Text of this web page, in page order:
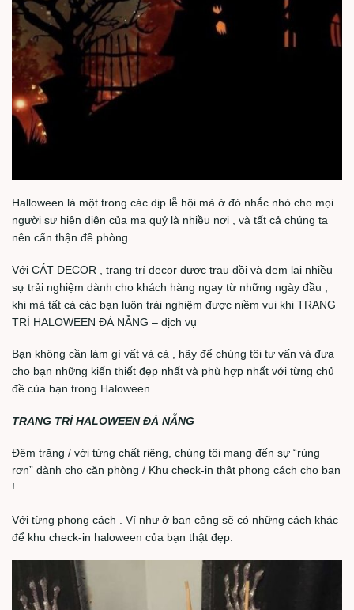
Halloween là một trong các dịp lễ hội mà ở đó nhắc nhỏ cho mọi
người sự hiện diện của ma quỷ là nhiều nơi , và tất cả chúng ta
nên cẩn thận đề phòng .
Với CÁT DECOR , trang trí decor được trau dồi và đem lại nhiều
sự trải nghiệm dành cho khách hàng ngay từ những ngày đầu ,
khi mà tất cả các bạn luôn trải nghiệm được niềm vui khi TRANG
TRÍ HALOWEEN ĐÀ NẴNG – dịch vụ
Bạn không cần làm gì vất và cả , hãy để chúng tôi tư vấn và đưa
cho bạn những kiến thiết đẹp nhất và phù hợp nhất với từng chủ
đề của bạn trong Haloween.
TRANG TRÍ HALOWEEN ĐÀ NẴNG
Đêm trăng / với từng chất riêng, chúng tôi mang đến sự “rùng
rơn” dành cho căn phòng / Khu check-in thật phong cách cho bạn
!
Với từng phong cách . Ví như ở ban công sẽ có những cách khác
để khu check-in haloween của bạn thật đẹp.